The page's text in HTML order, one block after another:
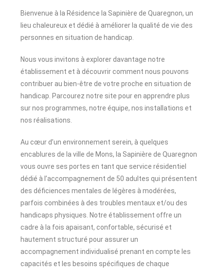
Bienvenue à la Résidence la Sapinière de Quaregnon, un
lieu chaleureux et dédié à améliorer la qualité de vie des
personnes en situation de handicap.
Nous vous invitons à explorer davantage notre
établissement et à découvrir comment nous pouvons
contribuer au bien-être de votre proche en situation de
handicap. Parcourez notre site pour en apprendre plus
sur nos programmes, notre équipe, nos installations et
nos réalisations.
Au cœur d’un environnement serein, à quelques
encablures de la ville de Mons, la Sapinière de Quaregnon
vous ouvre ses portes en tant que service résidentiel
dédié à l’accompagnement de 50 adultes qui présentent
des déficiences mentales de légères à modérées,
parfois combinées à des troubles mentaux et/ou des
handicaps physiques. Notre établissement offre un
cadre à la fois apaisant, confortable, sécurisé et
hautement structuré pour assurer un
accompagnement individualisé prenant en compte les
capacités et les besoins spécifiques de chaque